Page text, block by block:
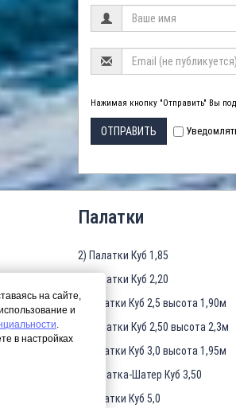
Нажимая кнопку "Отправить" Вы
ОТПРАВИТЬ
Палатки
2) Палатки Куб 1,85
3) Палатки Куб 2,20
4)Палатки Куб 2,5 высота 1,90м
5) Палатки Куб 2,50 высота 2,3м
6)Палатки Куб 3,0 высота 1,95м
7) Палатка-Шатер Куб 3,50
8)Палатки Куб 5,0
на сайте,
и
.
в настройках